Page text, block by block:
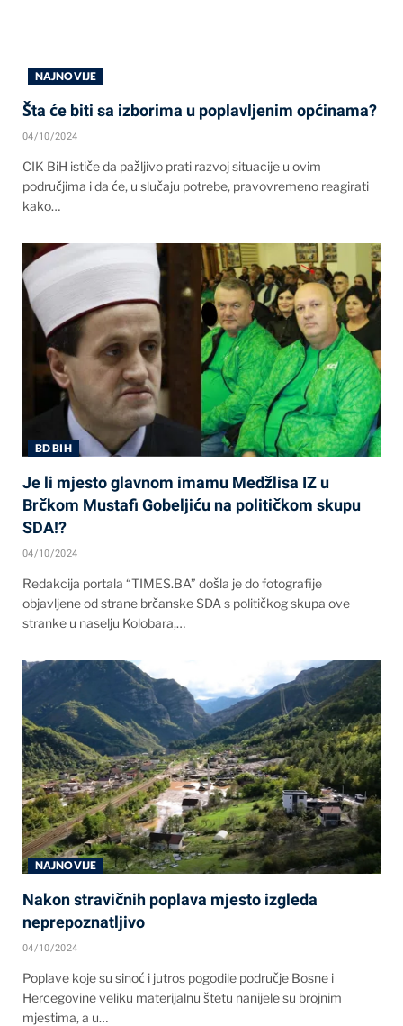
NAJNOVIJE
Šta će biti sa izborima u poplavljenim općinama?
04/10/2024
CIK BiH ističe da pažljivo prati razvoj situacije u ovim
područjima i da će, u slučaju potrebe, pravovremeno reagirati
kako…
BD BIH
Je li mjesto glavnom imamu Medžlisa IZ u
Brčkom Mustafi Gobeljiću na političkom skupu
SDA!?
04/10/2024
Redakcija portala “TIMES.BA” došla je do fotografije
objavljene od strane brčanske SDA s političkog skupa ove
stranke u naselju Kolobara,…
NAJNOVIJE
Nakon stravičnih poplava mjesto izgleda
neprepoznatljivo
04/10/2024
Poplave koje su sinoć i jutros pogodile područje Bosne i
Hercegovine veliku materijalnu štetu nanijele su brojnim
mjestima, a u…